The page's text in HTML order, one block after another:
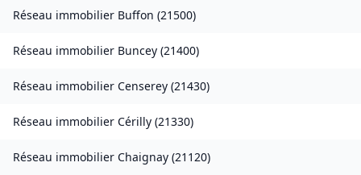
Réseau immobilier Buffon (21500)
Réseau immobilier Buncey (21400)
Réseau immobilier Censerey (21430)
Réseau immobilier Cérilly (21330)
Réseau immobilier Chaignay (21120)